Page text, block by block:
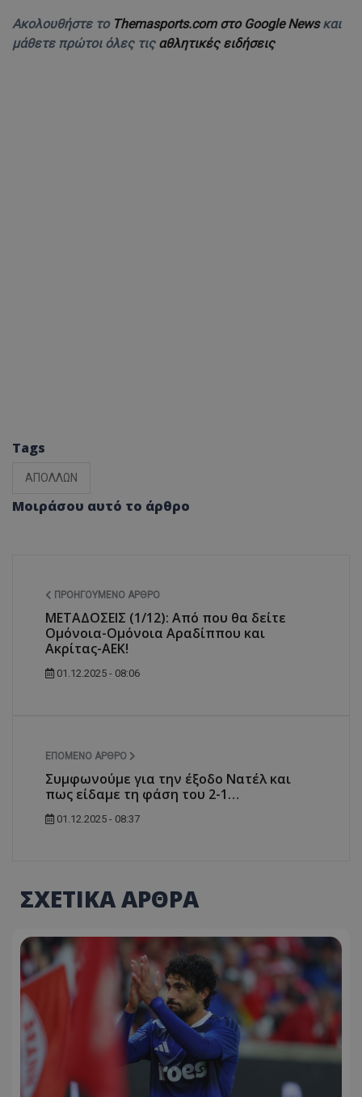
Ακολουθήστε το Themasports.com στο Google Newsκαι
μάθετε πρώτοι όλες τις αθλητικές ειδήσεις
Tags
ΑΠΟΛΛΩΝ
Μοιράσου αυτό το άρθρο
ΠΡΟΗΓΟΎΜΕΝΟ ΆΡΘΡΟ
ΜΕΤΑΔΟΣΕΙΣ (1/12): Από που θα δείτε
Ομόνοια-Ομόνοια Αραδίππου και
Ακρίτας-ΑΕΚ!
01.12.2025 - 08:06
ΕΠΌΜΕΝΟ ΆΡΘΡΟ
Συμφωνούμε για την έξοδο Νατέλ και
πως είδαμε τη φάση του 2-1…
01.12.2025 - 08:37
ΣΧΕΤΙΚΑ ΑΡΘΡΑ